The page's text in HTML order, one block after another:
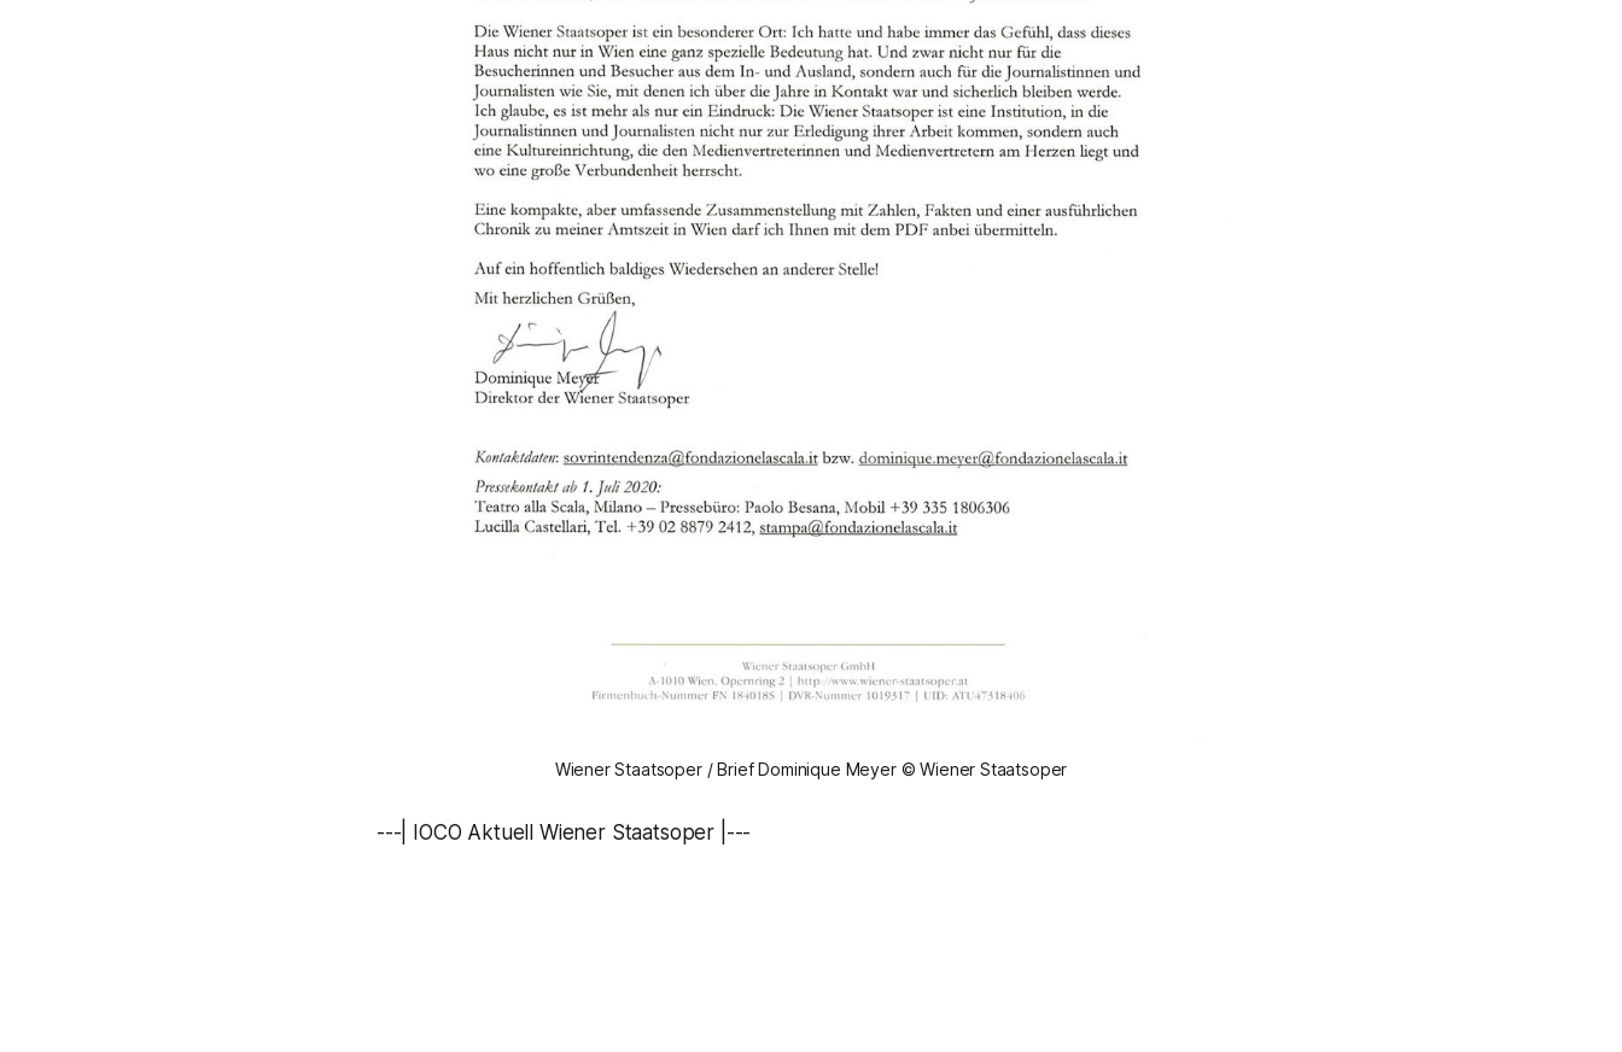
Wiener Staatsoper / Brief Dominique Meyer © Wiener Staatsoper
---| IOCO Aktuell Wiener Staatsoper |---